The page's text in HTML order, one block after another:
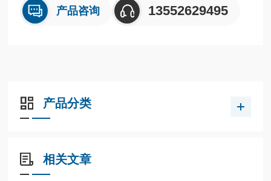
产品咨询 13552629495
产品分类
相关文章